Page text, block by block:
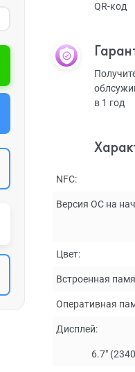
QR-код
в 1 год
NFC:
Версия ОС на
Цвет:
Встроенная
Оперативная
Дисплей:
6.7"